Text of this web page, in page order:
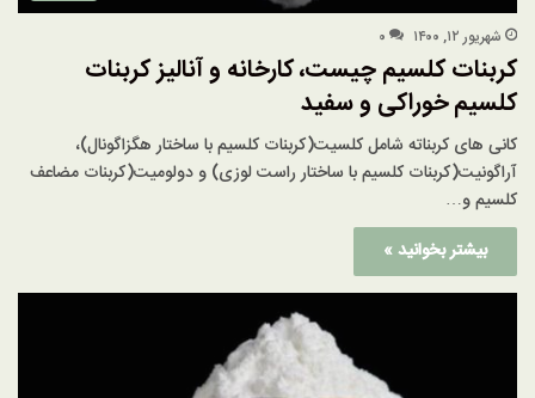
شهریور ۱۲, ۱۴۰۰ ۰
کربنات کلسیم چیست، کارخانه و آنالیز کربنات
کلسیم خوراکی و سفید
کانی های کربناته شامل کلسیت(کربنات کلسیم با ساختار هگزاگونال)،
آراگونیت(کربنات کلسیم با ساختار راست لوزی) و دولومیت(کربنات مضاعف
کلسیم و…
بیشتر بخوانید »